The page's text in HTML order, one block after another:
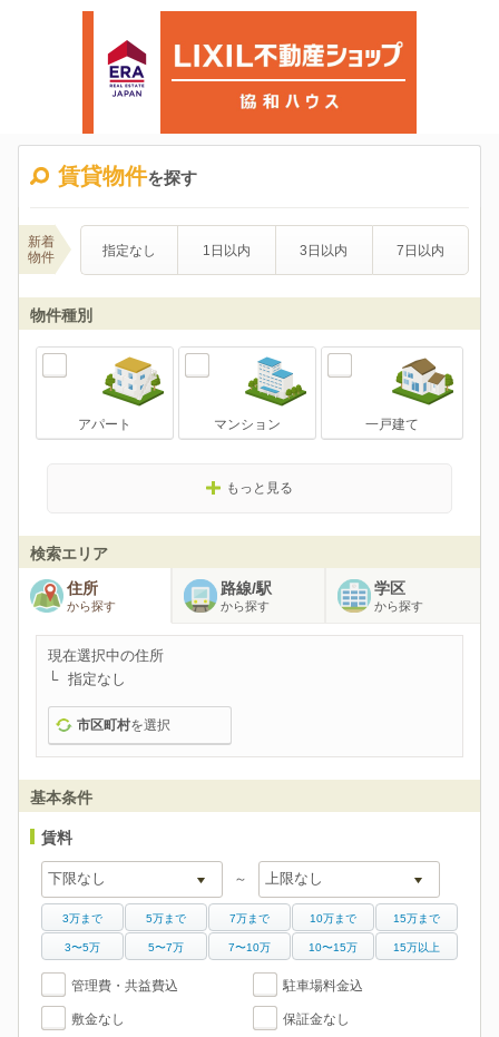
賃貸物件を探す
新着
物件
指定なし 1日以内 3日以内 7日以内
物件種別
アパート マンション 一戸建て
もっと見る
検索エリア
住所
から探す
路線/駅
から探す
学区
から探す
現在選択中の住所
指定なし
市区町村を選択
基本条件
賃料
～
3万まで 5万まで 7万まで 10万まで 15万まで
3〜5万 5〜7万 7〜10万 10〜15万 15万以上
管理費・共益費込 駐車場料金込
敷金なし 保証金なし